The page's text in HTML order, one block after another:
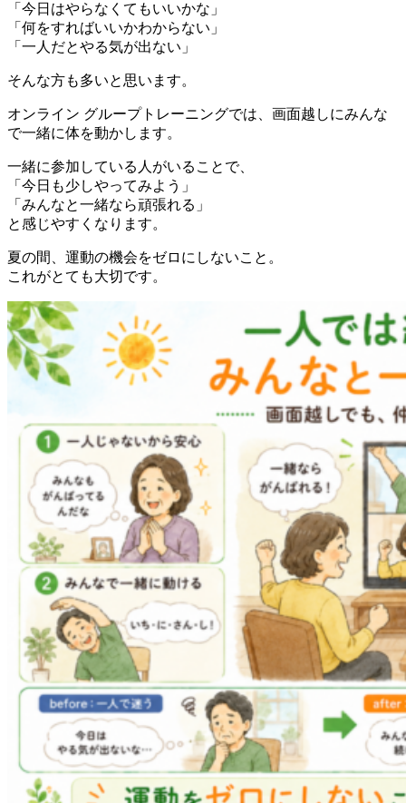
「今日はやらなくてもいいかな」
「何をすればいいかわからない」
「一人だとやる気が出ない」
そんな方も多いと思います。
オンライン グループトレーニングでは、画面越しにみんな
で一緒に体を動かします。
一緒に参加している人がいることで、
「今日も少しやってみよう」
「みんなと一緒なら頑張れる」
と感じやすくなります。
夏の間、運動の機会をゼロにしないこと。
これがとても大切です。